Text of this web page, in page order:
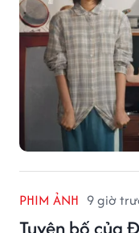
PHIM ẢNH 9 giờ